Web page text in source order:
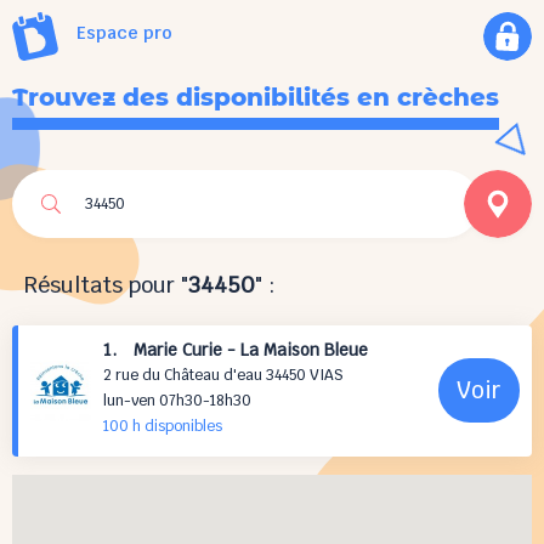
Espace pro
Trouvez des disponibilités en crèches
Résultats pour "34450" :
1. Marie Curie - La Maison Bleue
2 rue du Château d'eau 34450 VIAS
lun-ven 07h30-18h30
100 h disponibles
Voir